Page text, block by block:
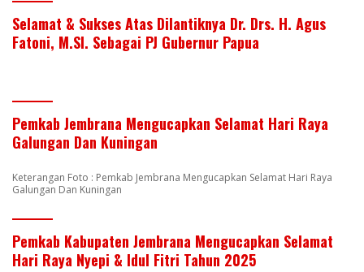
Selamat & Sukses Atas Dilantiknya Dr. Drs. H. Agus
Fatoni, M.SI. Sebagai PJ Gubernur Papua
Pemkab Jembrana Mengucapkan Selamat Hari Raya
Galungan Dan Kuningan
Keterangan Foto : Pemkab Jembrana Mengucapkan Selamat Hari Raya
Galungan Dan Kuningan
Pemkab Kabupaten Jembrana Mengucapkan Selamat
Hari Raya Nyepi & Idul Fitri Tahun 2025